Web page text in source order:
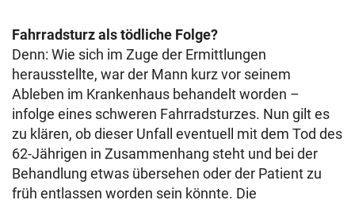
Fahrradsturz als tödliche Folge?
Denn: Wie sich im Zuge der Ermittlungen
herausstellte, war der Mann kurz vor seinem
Ableben im Krankenhaus behandelt worden –
infolge eines schweren Fahrradsturzes. Nun gilt es
zu klären, ob dieser Unfall eventuell mit dem Tod des
62-Jährigen in Zusammenhang steht und bei der
Behandlung etwas übersehen oder der Patient zu
früh entlassen worden sein könnte. Die